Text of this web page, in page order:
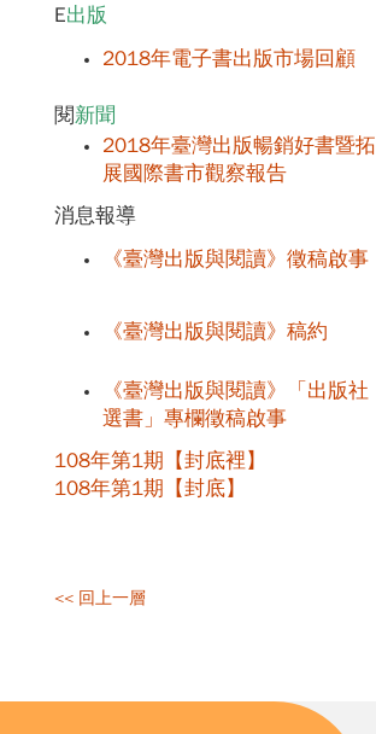
E出版
2018年電子書出版市場回顧
閱新聞
2018年臺灣出版暢銷好書暨拓
展國際書市觀察報告
消息報導
《臺灣出版與閱讀》徵稿啟事
《臺灣出版與閱讀》稿約
《臺灣出版與閱讀》「出版社
選書」專欄徵稿啟事
108年第1期【封底裡】
108年第1期【封底】
<< 回上一層